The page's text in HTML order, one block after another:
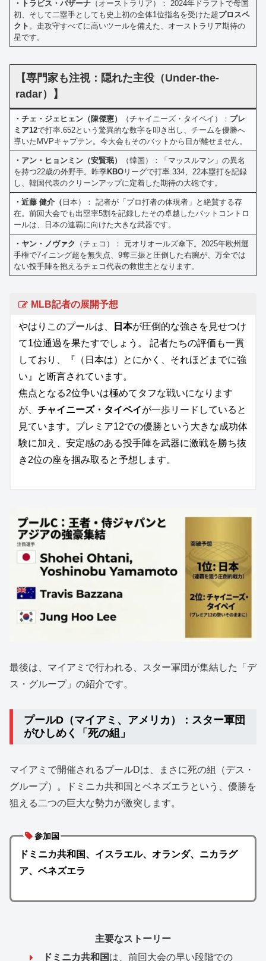
・トラビス・バザーナ （オーストラリア）： 2024年ドラフトで母国
初、そして二塁手としても史上初の全体1位指名を受けた超プロスペ
クト 。走攻守すべてに高いツールを備えた、オーストラリア期待の
星です。
【専門家も注視：隠れた主役（Under-the-
radar）】
・チェ・ジェヒェン（陳傑憲） （チャイニーズ・タイペイ）： プレ
ミア12で打率.652という驚異的な数字を叩き出し、チームを優勝へ
導いたMVPキャプテン。今大会もそのバットから目が離せません。
・アン・ヒョンミン（安賢珉）
（韓国）：「マッスルマン」の異名
を持つ22歳の外野手。昨季KBO リーグで打率.334、22本塁打を記録
し、韓国代表のクリーンアップに定着した期待の大砲です。
・近藤 健介（ 日本）： 記者が「プロ打者の体現者」と絶賛する存
在。前回大会でも出塁率5割を記録したその卓越したバットコントロ
ールは、日本の連覇に向けた大きな武器です。
・ヤン・ノヴァク （チェコ）： 元オリオールズ傘下。2025年欧州選
手権で7イニング超を無失点、9奪三振と圧倒した右腕が、万全では
ない投手陣を抱えるチェコ代表の救世主となります。
MLB記者の展開予想
やはりこのプールは、 日本が圧倒的な強さを見せつけ
て1位通過を果たすでしょう。 記者たちの評価も一貫
しており、『（日本は）とにかく、それほどまでに強
い』と断言されています。
焦点となる2位争いは極めてタフな戦いになります
が、 チャイニーズ・タイペイが一歩リードしていると
見ています。プレミア12での優勝という大きな成功体
験に加え、安定感のある投手陣を武器に激戦を勝ち抜
き2位の座を掴み取ると予想します。
最後は、マイアミで行われる、スター軍団が集結した「デ
ス・グループ」の紹介です。
プールD（マイアミ、アメリカ）：スター軍団
がひしめく「死の組」
マイアミで開催されるプールDは、まさに死の組（デス・
グループ）。ドミニカ共和国とベネズエラという、優勝を
狙える二つの巨大な勢力が激突します。
参加国
ドミニカ共和国、イスラエル、オランダ、ニカラグ
ア、ベネズエラ
主要なストーリー
ドミニカ共和国は、前回大会の早い段階での